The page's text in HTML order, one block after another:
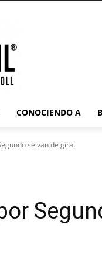
CONOCIENDO A
se van de gira!